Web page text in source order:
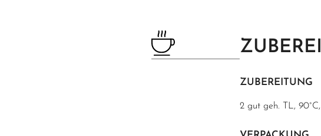
ZUBEREITUNG
2 gut geh. TL,